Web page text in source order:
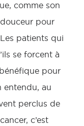
comme son
pour
patients qui
se forcent à
pour
entendu, au
perclus de
c’est